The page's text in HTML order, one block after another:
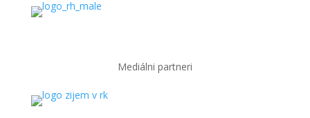
Mediálni partneri